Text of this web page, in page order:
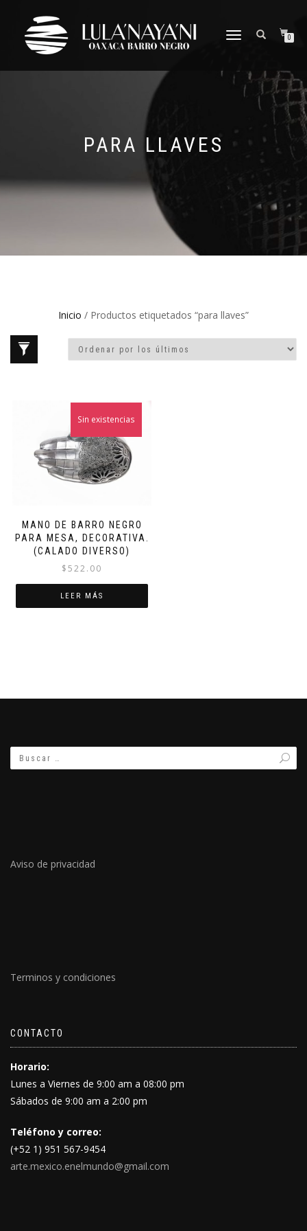
CAMBIAR
0
PARA LLAVES
Inicio / Productos etiquetados “para llaves”
MANO DE BARRO NEGRO
PARA MESA, DECORATIVA.
(CALADO DIVERSO)
$522.00
Sin existencias
LEER MÁS
Aviso de privacidad
Terminos y condiciones
CONTACTO
Horario:
Lunes a Viernes de 9:00 am a 08:00 pm
Sábados de 9:00 am a 2:00 pm
Teléfono y correo:
(+52 1) 951 567-9454
arte.mexico.enelmundo@gmail.com